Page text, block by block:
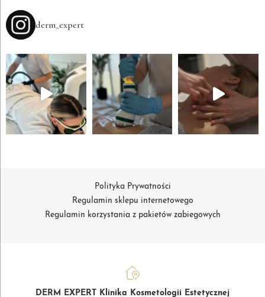
derm_expert
Polityka Prywatności
Regulamin sklepu internetowego
Regulamin korzystania z pakietów zabiegowych
DERM EXPERT Klinika Kosmetologii Estetycznej